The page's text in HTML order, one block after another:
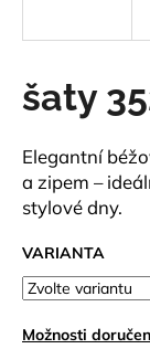
šaty
Elegantní
a zipem –
stylové dny.
VARIANTA
Možnosti
í
t
?